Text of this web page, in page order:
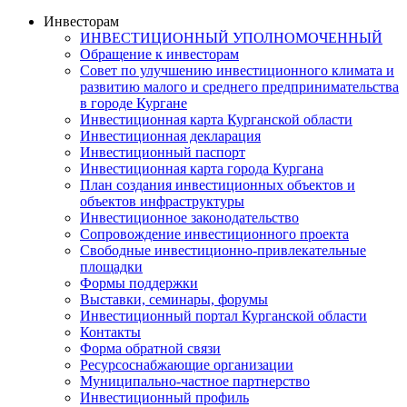
Инвесторам
ИНВЕСТИЦИОННЫЙ УПОЛНОМОЧЕННЫЙ
Обращение к инвесторам
Совет по улучшению инвестиционного климата и
развитию малого и среднего предпринимательства
в городе Кургане
Инвестиционная карта Курганской области
Инвестиционная декларация
Инвестиционный паспорт
Инвестиционная карта города Кургана
План создания инвестиционных объектов и
объектов инфраструктуры
Инвестиционное законодательство
Сопровождение инвестиционного проекта
Свободные инвестиционно-привлекательные
площадки
Формы поддержки
Выставки, семинары, форумы
Инвестиционный портал Курганской области
Контакты
Форма обратной связи
Ресурсоснабжающие организации
Муниципально-частное партнерство
Инвестиционный профиль